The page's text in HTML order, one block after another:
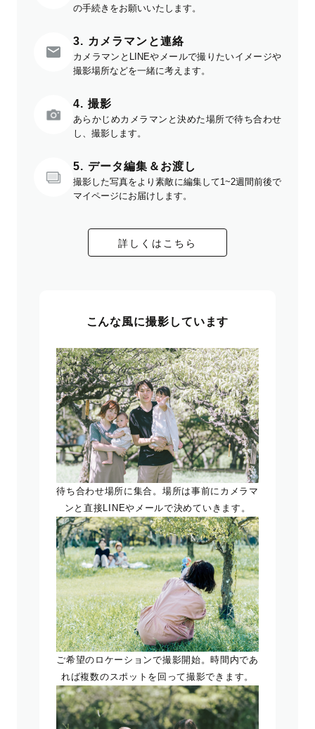
の手続きをお願いいたします。
3. カメラマンと連絡
カメラマンとLINEやメールで撮りたいイメージや
撮影場所などを一緒に考えます。
4. 撮影
あらかじめカメラマンと決めた場所で待ち合わせ
し、撮影します。
5. データ編集＆お渡し
撮影した写真をより素敵に編集して1~2週間前後で
マイページにお届けします。
詳しくはこちら
こんな風に撮影しています
待ち合わせ場所に集合。場所は事前にカメラマ
ンと直接LINEやメールで決めていきます。
ご希望のロケーションで撮影開始。時間内であ
れば複数のスポットを回って撮影できます。